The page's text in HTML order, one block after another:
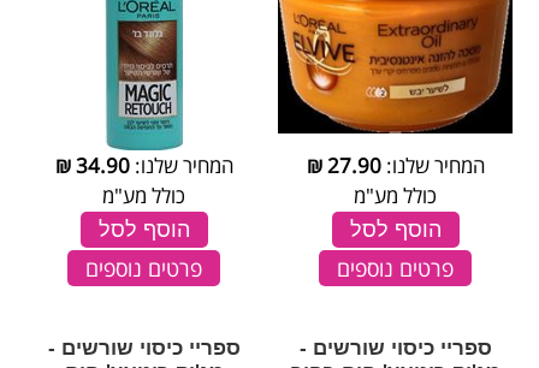
המחיר שלנו:27.90
₪
כולל מע"מ
הוסף לסל
פרטים נוספים
המחיר שלנו:34.90
₪
כולל מע"מ
הוסף לסל
פרטים נוספים
ספריי כיסוי שורשים -
ספריי כיסוי שורשים -